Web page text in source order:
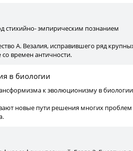
стихийно- эмпирическим познанием
А. Везалия, исправившего ряд
времен античности.
в биологии
к эволюционизму в биологии
новые пути решения многих проблем